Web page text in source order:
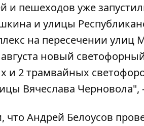
и пешеходов уже
и улицы
на пересечении улиц
новый
2 трамвайных
Вячеслава Черновола",
Андрей Белоусов